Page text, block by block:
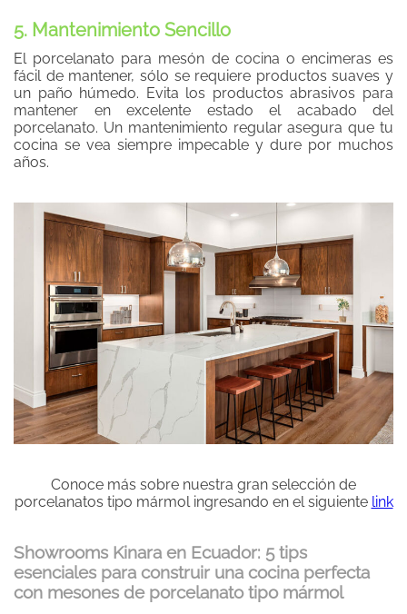
5. Mantenimiento Sencillo
El porcelanato para mesón de cocina o encimeras es
fácil de mantener, sólo se requiere productos suaves y
un paño húmedo. Evita los productos abrasivos para
mantener en excelente estado el acabado del
porcelanato. Un mantenimiento regular asegura que tu
cocina se vea siempre impecable y dure por muchos
años.
Conoce más sobre nuestra gran selección de
porcelanatos tipo mármol ingresando en el siguiente link
Showrooms Kinara en Ecuador: 5 tips
esenciales para construir una cocina perfecta
con mesones de porcelanato tipo mármol